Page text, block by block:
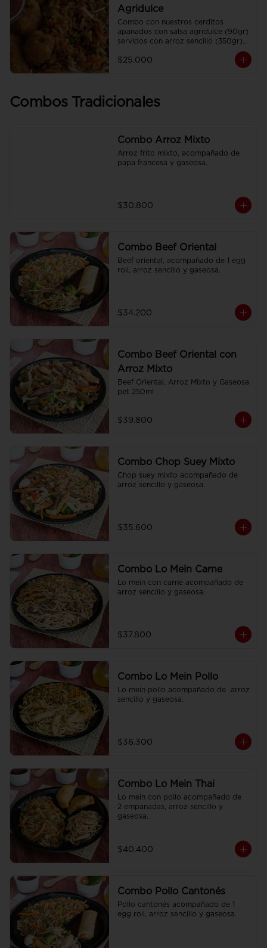
Agridulce
Combo con nuestros cerditos
apanados con salsa agridulce (90gr)
servidos con arroz sencillo (350gr)
$25.000
Combos Tradicionales
Combo Arroz Mixto
Arroz frito mixto, acompañado de
papa francesa y gaseosa.
$30.800
Combo Beef Oriental
Beef oriental, acompañado de 1 egg
roll, arroz sencillo y gaseosa.
$34.200
Combo Beef Oriental con
Arroz Mixto
Beef Oriental, Arroz Mixto y Gaseosa
pet 250ml
$39.800
Combo Chop Suey Mixto
Chop suey mixto acompañado de
arroz sencillo y gaseosa.
$35.600
Combo Lo Mein Carne
Lo mein con carne acompañado de
arroz sencillo y gaseosa.
$37.800
Combo Lo Mein Pollo
Lo mein pollo acompañado de  arroz
sencillo y gaseosa.
$36.300
Combo Lo Mein Thai
Lo mein con pollo acompañado de
2 empanadas, arroz sencillo y
gaseosa.
$40.400
Combo Pollo Cantonés
Pollo cantonés acompañado de 1
egg roll, arroz sencillo y gaseosa.